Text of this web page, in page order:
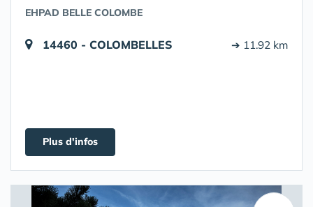
EHPAD BELLE COLOMBE
14460 - COLOMBELLES ➔ 11.92 km
Plus d'infos